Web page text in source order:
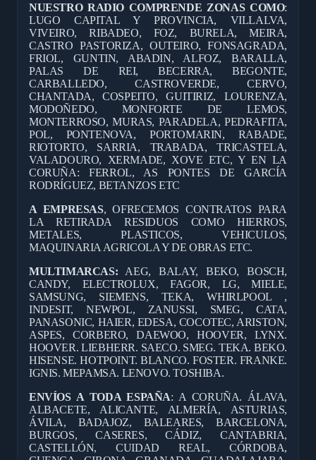
NUESTRO RADIO COMPRENDE ZONAS COMO:
LUGO CAPITAL Y PROVINCIA, VILLALVA,
VIVEIRO, RIBADEO, FOZ, BURELA, MEIRA,
CASTRO PASTORIZA, OUTEIRO, FONSAGRADA,
FRIOL, GUNTIN, ABADIN, ALFOZ, BARALLA,
PALAS DE REI, BECERRA, BEGONTE,
CARBALLEDO, CASTROVERDE, CERVO,
CHANTADA, COSPEITO, GUITIRIZ, LOURENZA,
MODOÑEDO, MONFORTE DE LEMOS,
MONTERROSO, MURAS, PARADELA, PEDRAFITA,
POL, PONTENOVA, PORTOMARIN, RABADE,
RIOTORTO, SARRIA, TRABADA, TRICASTELA,
VALADOURO, XERMADE, XOVE ETC, Y EN LA
CORUÑA: FERROL, AS PONTES DE GARCÍA
RODRÍGUEZ, BETANZOS ETC
A EMPRESAS, OFRECEMOS CONTRATOS PARA
LA RETIRADA RESIDUOS COMO HIERROS,
METALES, PLASTICOS, VEHICULOS,
MAQUINARIA AGRICOLA Y DE OBRAS ETC.
MULTIMARCAS: AEG, BALAY, BEKO, BOSCH,
CANDY, ELECTROLUX, FAGOR, LG, MIELE,
SAMSUNG, SIEMENS, TEKA, WHIRLPOOL ,
INDESIT, NEWPOL, ZANUSSI, SMEG, CATA,
PANASONIC, HAIER, EDESA, COCOTEC, ARISTON,
ASPES, CORBERO, DAEWOO, HOOVER, LYNX.
HOOVER. LIEBHERR. SAECO. SMEG. TEKA. BEKO.
HISENSE. HOTPOINT. BLANCO. FOSTER. FRANKE.
IGNIS. MEPAMSA. LENOVO. TOSHIBA.
ENVÍOS A TODA ESPAÑA: A CORUÑA. ÁLAVA,
ALBACETE, ALICANTE, ALMERÍA, ASTURIAS,
ÁVILA, BADAJOZ, BALEARES, BARCELONA,
BURGOS, CASERES, CÁDIZ, CANTABRIA,
CASTELLÓN, CUIDAD REAL, CÓRDOBA,